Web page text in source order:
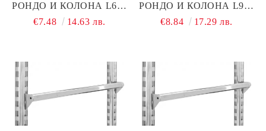
РОНДО И КОЛОНА L600
ММ ЧЕРЕН МАТ
€7.48 14.63 лв.
РОНДО И КОЛОНА L900
ММ ЧЕРЕН МАТ
€8.84 17.29 лв.